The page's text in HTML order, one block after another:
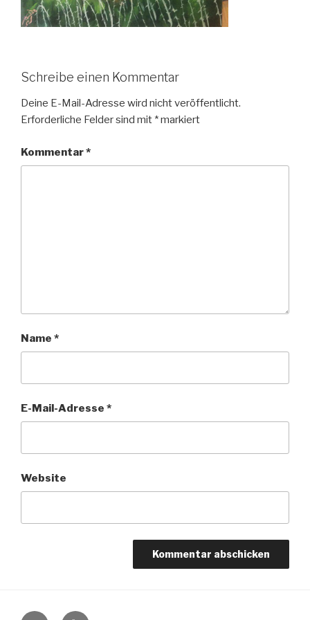
Schreibe einen Kommentar
Deine E-Mail-Adresse wird nicht veröffentlicht.
Erforderliche Felder sind mit *markiert
Kommentar*
Name *
E-Mail-Adresse *
Website